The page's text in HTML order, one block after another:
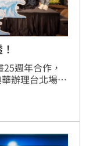
週年合作，
辦理台北場記
也特別延長期